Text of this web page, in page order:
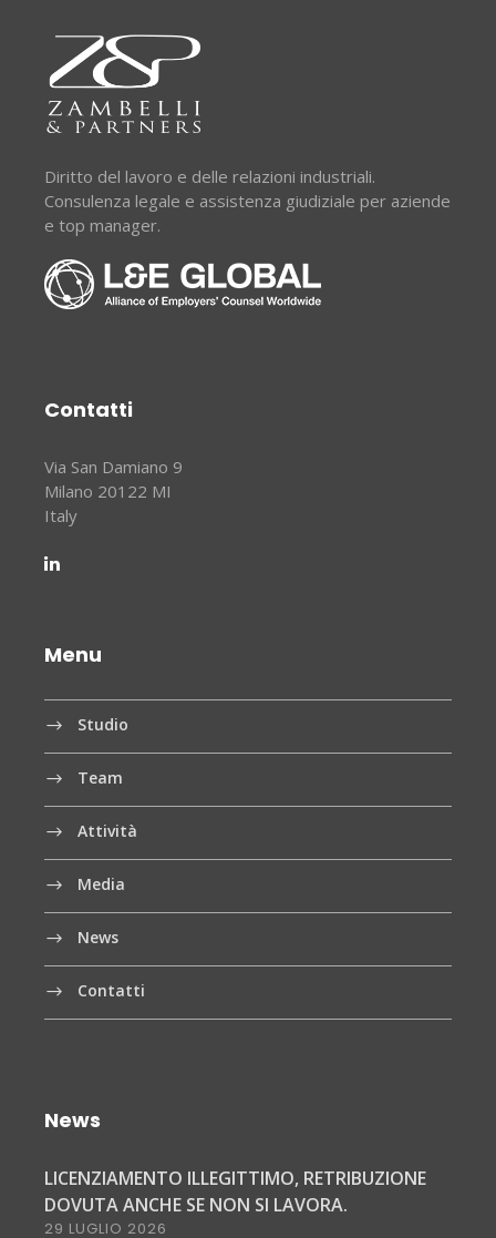
Diritto del lavoro e delle relazioni industriali.
Consulenza legale e assistenza giudiziale per aziende
e top manager.
Contatti
Via San Damiano 9
Milano 20122 MI
Italy
Menu
Studio
Team
Attività
Media
News
Contatti
News
LICENZIAMENTO ILLEGITTIMO, RETRIBUZIONE
DOVUTA ANCHE SE NON SI LAVORA.
29 LUGLIO 2026